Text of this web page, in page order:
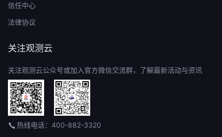
信任中心
法律协议
关注观测云
关注观测云公众号或加入官方微信交流群，了解最新活动与资讯
热线电话：400-882-3320